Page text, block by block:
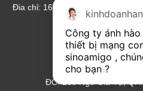
Đia chỉ: 164 Phố Chùa Láng -
Email:
Đại lý Hải
ĐC: 235 Ngô Gia Tự, Q.
Công ty ánh
thiết bị mạng
sinoamigo ,
cho bạn ?